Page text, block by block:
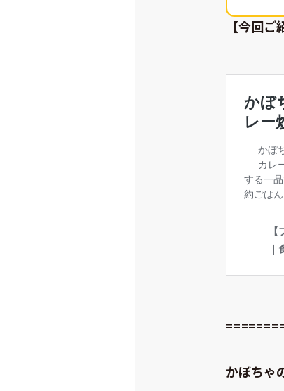
【今回
かぼちゃ